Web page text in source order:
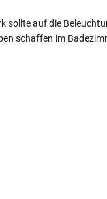
sollte auf die
schaffen im